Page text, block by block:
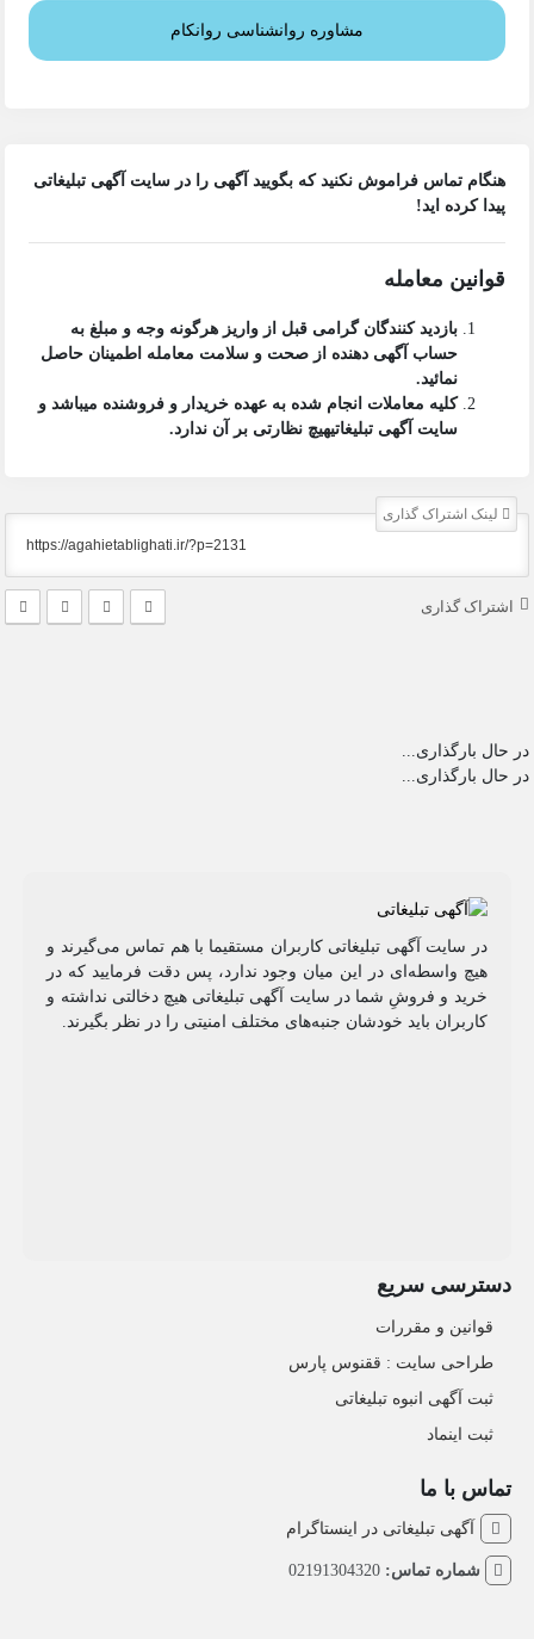
مشاوره روانشناسی روانکام
هنگام تماس فراموش نکنید که بگویید آگهی را درسایت آگهی تبلیغاتی
پیدا کرده اید!
قوانین معامله
بازدید کنندگان گرامی قبل از واریز هرگونه وجه و مبلغ به
حساب آگهی دهنده از صحت و سلامت معامله اطمینان حاصل
نمائید.
کلیه معاملات انجام شده به عهده خریدار و فروشنده میباشد و
سایت آگهی تبلیغاتیهیچ نظارتی بر آن ندارد.
لینک اشتراک گذاری
اشتراک گذاری
در حال بارگذاری...
در حال بارگذاری...
در سایت آگهی تبلیغاتی کاربران مستقیما با هم تماس می‌گیرند و
هیچ واسطه‌ای در این میان وجود ندارد، پس دقت فرمایید که در
خرید و فروشِ شما در سایت آگهی تبلیغاتی هیچ دخالتی نداشته و
کاربران باید خودشان جنبه‌های مختلف امنیتی را در نظر بگیرند.
دسترسی سریع
قوانین و مقررات
طراحی سایت : ققنوس پارس
ثبت آگهی انبوه تبلیغاتی
ثبت اینماد
تماس با ما
آگهی تبلیغاتی در اینستاگرام
شماره تماس:02191304320